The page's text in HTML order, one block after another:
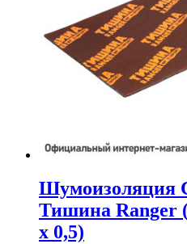
Шумоизоляция
Тишина Ranger
х 0,5)